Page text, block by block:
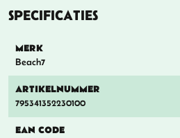
SPECIFICATIES
MERK
Beach7
ARTIKELNUMMER
795341352230100
EAN CODE